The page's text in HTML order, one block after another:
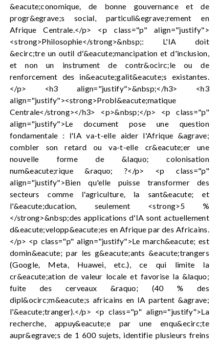
&eacute;conomique, de bonne gouvernance et de
progr&egrave;s social, particuli&egrave;rement en
Afrique Centrale.</p> <p class="p" align="justify">
<strong>Philosophie</strong>&nbsp;: L'IA doit
&ecirc;tre un outil d'&eacute;mancipation et d'inclusion,
et non un instrument de contr&ocirc;le ou de
renforcement des in&eacute;galit&eacute;s existantes.
</p> <h3 align="justify">&nbsp;</h3> <h3
align="justify"><strong>Probl&eacute;matique
Centrale</strong></h3> <p>&nbsp;</p> <p class="p"
align="justify">Le document pose une question
fondamentale : l'IA va-t-elle aider l'Afrique &agrave;
combler son retard ou va-t-elle cr&eacute;er une
nouvelle forme de &laquo; colonisation
num&eacute;rique &raquo; ?</p> <p class="p"
align="justify">Bien qu'elle puisse transformer des
secteurs comme l'agriculture, la sant&eacute; et
l'&eacute;ducation, seulement <strong>5 %
</strong>&nbsp;des applications d'IA sont actuellement
d&eacute;velopp&eacute;es en Afrique par des Africains.
</p> <p class="p" align="justify">Le march&eacute; est
domin&eacute; par les g&eacute;ants &eacute;trangers
(Google, Meta, Huawei, etc.), ce qui limite la
cr&eacute;ation de valeur locale et favorise la &laquo;
fuite des cerveaux &raquo; (40 % des
dipl&ocirc;m&eacute;s africains en IA partent &agrave;
l'&eacute;tranger).</p> <p class="p" align="justify">La
recherche, appuy&eacute;e par une enqu&ecirc;te
aupr&egrave;s de 1 600 sujets, identifie plusieurs freins